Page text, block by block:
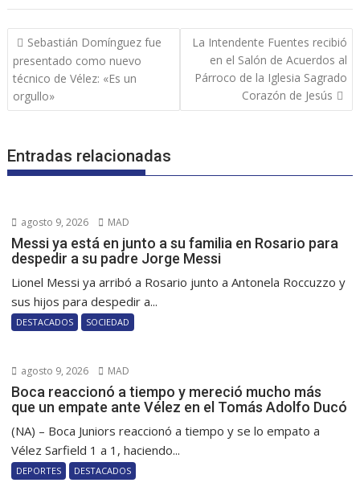
Navegación
de
entradas
Sebastián Domínguez fue
presentado como nuevo
técnico de Vélez: «Es un
orgullo»
La Intendente Fuentes recibió
en el Salón de Acuerdos al
Párroco de la Iglesia Sagrado
Corazón de Jesús
Entradas relacionadas
agosto 9, 2026 MAD
Messi ya está en junto a su familia en Rosario para
despedir a su padre Jorge Messi
Lionel Messi ya arribó a Rosario junto a Antonela Roccuzzo y
sus hijos para despedir a...
DESTACADOS SOCIEDAD
agosto 9, 2026 MAD
Boca reaccionó a tiempo y mereció mucho más
que un empate ante Vélez en el Tomás Adolfo Ducó
(NA) – Boca Juniors reaccionó a tiempo y se lo empato a
Vélez Sarfield 1 a 1, haciendo...
DEPORTES DESTACADOS